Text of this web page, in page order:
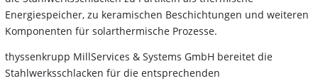
Energiespeicher, zu keramischen Beschichtungen und weiteren
Komponenten für solarthermische Prozesse.
thyssenkrupp MillServices & Systems GmbH bereitet die
Stahlwerksschlacken für die entsprechenden